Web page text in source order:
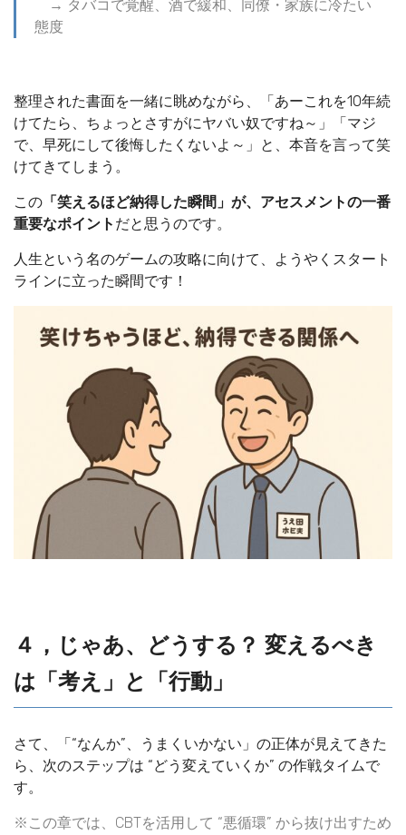
→ タバコで覚醒、酒で緩和、同僚・家族に冷たい
態度
整理された書面を一緒に眺めながら、「あーこれを10年続
けてたら、ちょっとさすがにヤバい奴ですね～」「マジ
で、早死にして後悔したくないよ～」と、本音を言って笑
けてきてしまう。
この 「笑えるほど納得した瞬間」が、アセスメントの一番
重要なポイント だと思うのです。
人生という名のゲームの攻略に向けて、ようやくスタート
ラインに立った瞬間です！
４，じゃあ、どうする？ 変えるべき
は「考え」と「行動」
さて、「“なんか”、うまくいかない」の正体が見えてきた
ら、次のステップは “どう変えていくか” の作戦タイムで
す。
※この章では、CBTを活用して “悪循環” から抜け出すため